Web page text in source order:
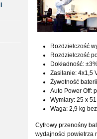
Rozdzielczość
Rozdzielczość
Dokładność:
Zasilanie: 4x1,5
Żywotność
Auto Power Off:
Wymiary: 25 x
Waga: 2,9 kg
Cyfrowy przenośny
wydajności powietrza